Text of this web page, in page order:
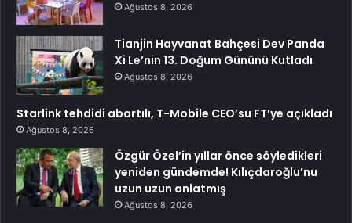
Ağustos 8, 2026
Tianjin Hayvanat Bahçesi Dev Panda
Xi Le’nin 13. Doğum Gününü Kutladı
Ağustos 8, 2026
Starlink tehdidi abartılı, T-Mobile CEO’su FT’ye açıkladı
Ağustos 8, 2026
Özgür Özel’in yıllar önce söyledikleri
yeniden gündemde! Kılıçdaroğlu’nu
uzun uzun anlatmış
Ağustos 8, 2026